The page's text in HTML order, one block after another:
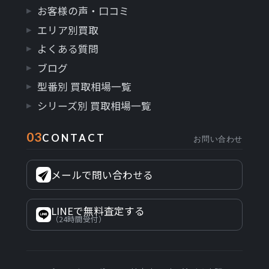
お客様の声・口コミ
エリア別買取
よくある質問
ブログ
型番別 買取相場一覧
シリーズ別 買取相場一覧
03CONTACT お問い合わせ
メールで問い合わせる
LINEで無料査定する
（24時間受付）